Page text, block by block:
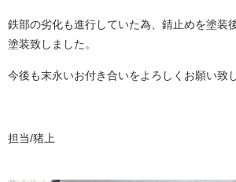
鉄部の劣化も進行していた為、錆止めを塗装
塗装致しました。
今後も末永いお付き合いをよろしくお願い致
担当/猪上